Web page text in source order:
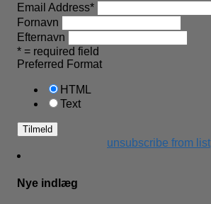
Email Address*
Fornavn
Efternavn
* = required field
Preferred Format
HTML
Text
unsubscribe from list
Nye indlæg